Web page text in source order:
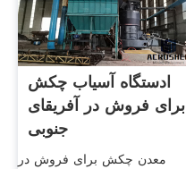
ادستگاه آسیاب چکش
برای فروش در آفریقای
جنوبی
معدن چکش برای فروش در